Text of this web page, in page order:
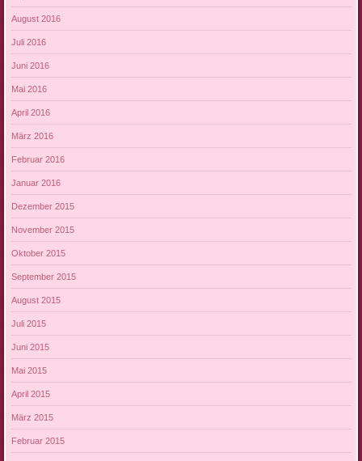
August 2016
Juli 2016
Juni 2016
Mai 2016
April 2016
März 2016
Februar 2016
Januar 2016
Dezember 2015
November 2015
Oktober 2015
September 2015
August 2015
Juli 2015
Juni 2015
Mai 2015
April 2015
März 2015
Februar 2015